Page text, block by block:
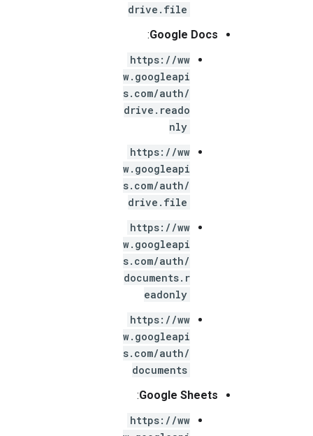
drive.file
Google Docs
:
https://ww
w.googleapi
s.com/auth/
drive.reado
nly
https://ww
w.googleapi
s.com/auth/
drive.file
https://ww
w.googleapi
s.com/auth/
documents.r
eadonly
https://ww
w.googleapi
s.com/auth/
documents
Google Sheets
:
https://ww